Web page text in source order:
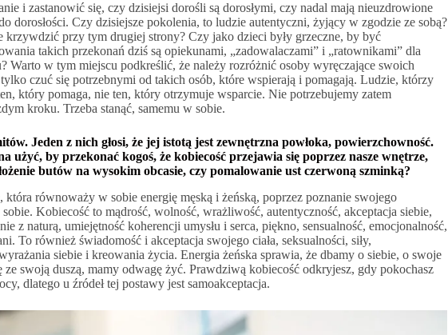
i zastanowić się, czy dzisiejsi dorośli są dorosłymi, czy nadal mają nieuzdrowione
dorosłości. Czy dzisiejsze pokolenia, to ludzie autentyczni, żyjący w zgodzie ze sobą?
krzywdzić przy tym drugiej strony? Czy jako dzieci były grzeczne, by być
takich przekonań dziś są opiekunami, „zadowalaczami” i „ratownikami” dla
Warto w tym miejscu podkreślić, że należy rozróżnić osoby wyręczające swoich
czuć się potrzebnymi od takich osób, które wspierają i pomagają. Ludzie, którzy
który pomaga, nie ten, który otrzymuje wsparcie. Nie potrzebujemy zatem
kroku. Trzeba stanąć, samemu w sobie.
Jeden z nich głosi, że jej istotą jest zewnętrzna powłoka, powierzchowność.
użyć, by przekonać kogoś, że kobiecość przejawia się poprzez nasze wnętrze,
butów na wysokim obcasie, czy pomalowanie ust czerwoną szminką?
która równoważy w sobie energię męską i żeńską, poprzez poznanie swojego
Kobiecość to mądrość, wolność, wrażliwość, autentyczność, akceptacja siebie,
z naturą, umiejętność koherencji umysłu i serca, piękno, sensualność, emocjonalność,
To również świadomość i akceptacja swojego ciała, seksualności, siły,
siebie i kreowania życia. Energia żeńska sprawia, że dbamy o siebie, o swoje
ze swoją duszą, mamy odwagę żyć. Prawdziwą kobiecość odkryjesz, gdy pokochasz
dlatego u źródeł tej postawy jest samoakceptacja.